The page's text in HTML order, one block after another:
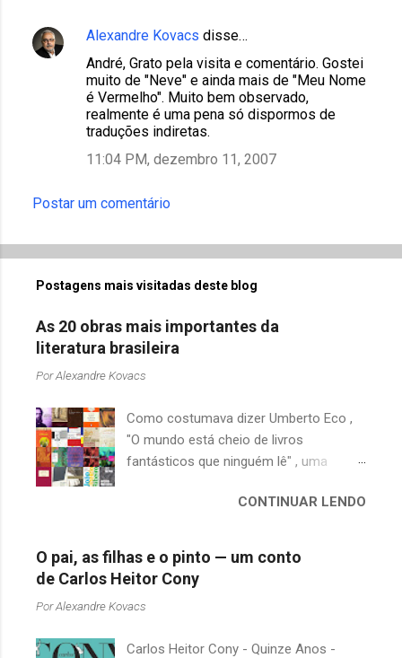
Alexandre Kovacs disse…
André, Grato pela visita e comentário. Gostei
muito de "Neve" e ainda mais de "Meu Nome
é Vermelho". Muito bem observado,
realmente é uma pena só dispormos de
traduções indiretas.
11:04 PM, dezembro 11, 2007
Postar um comentário
Postagens mais visitadas deste blog
As 20 obras mais importantes da
literatura brasileira
PorAlexandre Kovacs
Como costumava dizer Umberto Eco ,
"O mundo está cheio de livros
fantásticos que ninguém lê" , uma
quando falamos de clássicos da
escritores brasileiros, somos forçados
a uma avaliação burocrática na escola e
acabamos adquirindo uma certa
antipatia a determinado livro ou autor
CONTINUAR LENDO
O pai, as filhas e o pinto — um conto
de Carlos Heitor Cony
PorAlexandre Kovacs
Carlos Heitor Cony - Quinze Anos -